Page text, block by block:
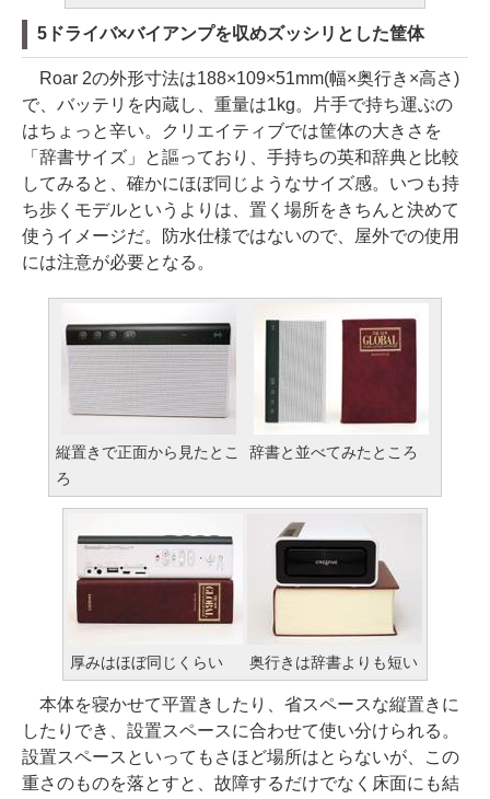
5ドライバ×バイアンプを収めズッシリとした筐体
Roar 2の外形寸法は188×109×51mm(幅×奥行き×高さ)
で、バッテリを内蔵し、重量は1kg。片手で持ち運ぶの
はちょっと辛い。クリエイティブでは筐体の大きさを
「辞書サイズ」と謳っており、手持ちの英和辞典と比較
してみると、確かにほぼ同じようなサイズ感。いつも持
ち歩くモデルというよりは、置く場所をきちんと決めて
使うイメージだ。防水仕様ではないので、屋外での使用
には注意が必要となる。
縦置きで正面から見たとこ
ろ
辞書と並べてみたところ
厚みはほぼ同じくらい 奥行きは辞書よりも短い
本体を寝かせて平置きしたり、省スペースな縦置きに
したりでき、設置スペースに合わせて使い分けられる。
設置スペースといってもさほど場所はとらないが、この
重さのものを落とすと、故障するだけでなく床面にも結